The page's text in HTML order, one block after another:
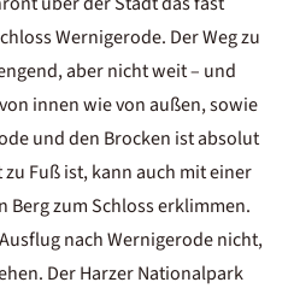
Wernigerode. Der Weg zu
aber nicht weit – und
innen wie von außen, sowie
und den Brocken ist absolut
Fuß ist, kann auch mit einer
Berg zum Schloss erklimmen.
nach Wernigerode nicht,
Der Harzer Nationalpark